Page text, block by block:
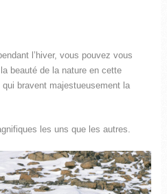
l’hiver, vous pouvez vous
beauté de la nature en cette
bravent majestueusement la
les uns que les autres.